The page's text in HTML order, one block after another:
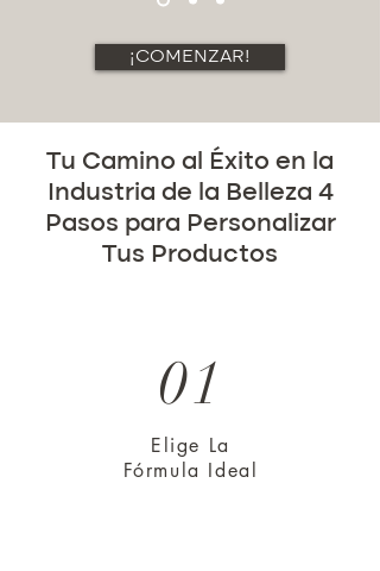
¡COMENZAR!
Tu Camino al Éxito en la
Industria de la Belleza 4
Pasos para Personalizar
Tus Productos
01
Elige La
Fórmula Ideal